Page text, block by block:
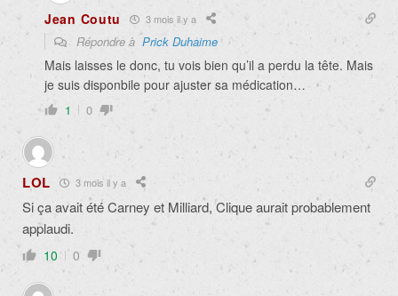
Jean Coutu 3 mois il y a
Répondre à Prick Duhaime
Mais laisses le donc, tu vois bien qu’il a perdu la tête. Mais
je suis disponbile pour ajuster sa médication…
1 0
LOL 3 mois il y a
Si ça avait été Carney et Milliard, Clique aurait probablement
applaudi.
10 0